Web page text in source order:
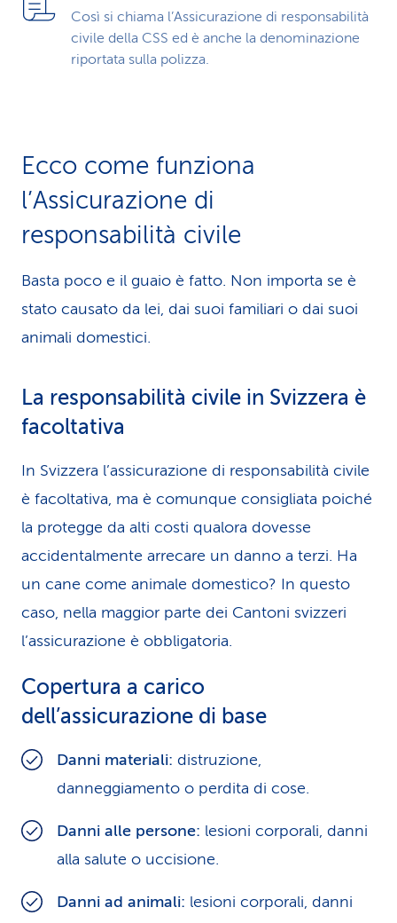
Così si chiama l’Assicurazione di responsabilità
civile della CSS ed è anche la denominazione
riportata sulla polizza.
Ecco come funziona
l’Assicurazione di
responsabilità civile
Basta poco e il guaio è fatto. Non importa se è
stato causato da lei, dai suoi familiari o dai suoi
animali domestici.
La responsabilità civile in Svizzera è
facoltativa
In Svizzera l’assicurazione di responsabilità civile
è facoltativa, ma è comunque consigliata poiché
la protegge da alti costi qualora dovesse
accidentalmente arrecare un danno a terzi. Ha
un cane come animale domestico? In questo
caso, nella maggior parte dei Cantoni svizzeri
l’assicurazione è obbligatoria.
Copertura a carico
dell’assicurazione di base
Danni materiali: distruzione,
danneggiamento o perdita di cose.
Danni alle persone: lesioni corporali, danni
alla salute o uccisione.
Danni ad animali: lesioni corporali, danni